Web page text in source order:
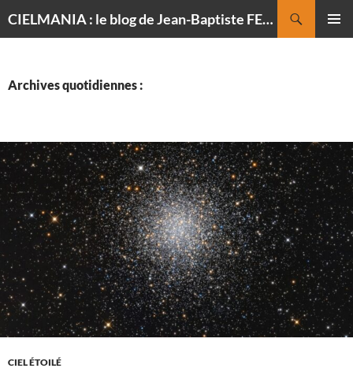
CIELMANIA : le blog de Jean-Baptiste FELDMANN, photographe du ciel
Archives quotidiennes :
CIEL ÉTOILÉ